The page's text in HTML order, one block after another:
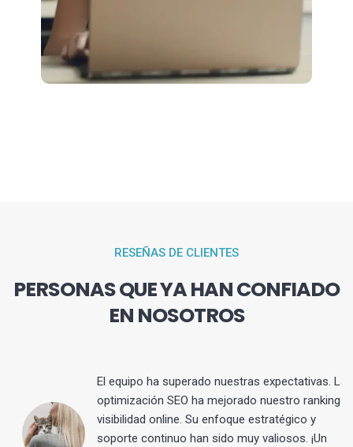
RESEÑAS DE CLIENTES
PERSONAS QUE YA HAN CONFIADO
EN NOSOTROS
El equipo ha superado nuestras expectativas. La
optimización SEO ha mejorado nuestro ranking y
visibilidad online. Su enfoque estratégico y
soporte continuo han sido muy valiosos. ¡Un